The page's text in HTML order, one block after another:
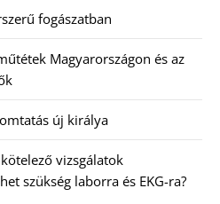
fogászatban
Magyarországon és az
új királya
vizsgálatok
szükség laborra és EKG-ra?